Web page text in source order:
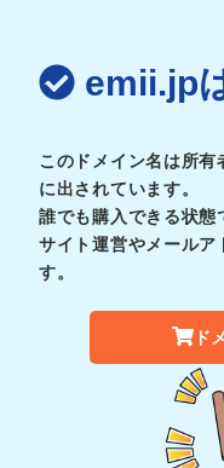
emii.jp
このドメイン名は所有
に出されています。
誰でも購入できる状態
サイト運営やメールア
す。
ド